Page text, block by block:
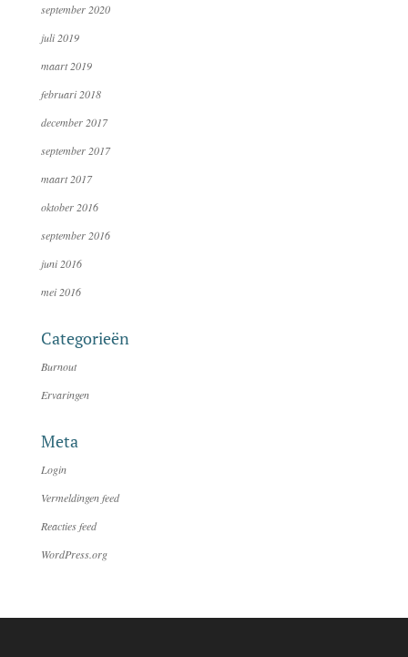
september 2020
juli 2019
maart 2019
februari 2018
december 2017
september 2017
maart 2017
oktober 2016
september 2016
juni 2016
mei 2016
Categorieën
Burnout
Ervaringen
Meta
Login
Vermeldingen feed
Reacties feed
WordPress.org